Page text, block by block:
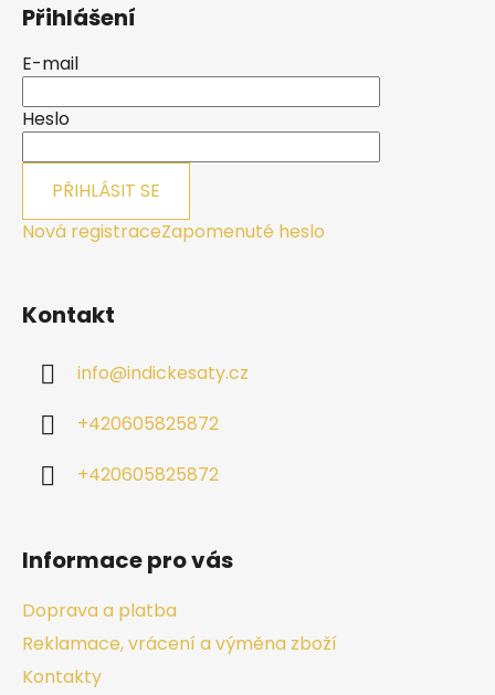
Přihlášení
E-mail
Heslo
PŘIHLÁSIT SE
Nová registraceZapomenuté heslo
Kontakt
info@indickesaty.cz
+420605825872
+420605825872
Informace pro vás
Doprava a platba
Reklamace, vrácení a výměna zboží
Kontakty